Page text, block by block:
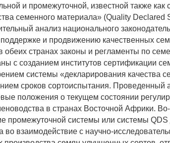
и промежуточной, известной также как
семенного материала» (Quality Declared
анализ национального
и продвижению качественных
обеих странах законы и регламенты по
с созданием институтов сертификации
системы «декларирования качества
сроков сортоиспытания. Проведенный
положения о текущем состоянии
в странах Восточной Африки.
промежуточной системы или системы QDS
во взаимодействие с научно-